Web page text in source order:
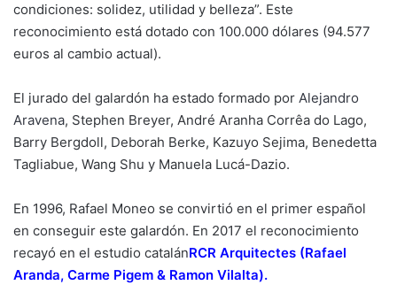
condiciones: solidez, utilidad y belleza”. Este
reconocimiento está dotado con 100.000 dólares (94.577
euros al cambio actual).
El jurado del galardón ha estado formado por Alejandro
Aravena, Stephen Breyer, André Aranha Corrêa do Lago,
Barry Bergdoll, Deborah Berke, Kazuyo Sejima, Benedetta
Tagliabue, Wang Shu y Manuela Lucá-Dazio.
En 1996, Rafael Moneo se convirtió en el primer español
en conseguir este galardón. En 2017 el reconocimiento
recayó en el estudio catalánRCR Arquitectes (Rafael
Aranda, Carme Pigem & Ramon Vilalta).